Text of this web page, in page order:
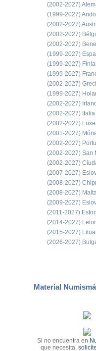
(2002-2027)
(1999-2027)
(2002-2027)
(2002-2027)
(2002-2027)
(1999-2027)
(1999-2027)
(1999-2027)
(2002-2027)
(1999-2027)
(2002-2027)
(2002-2027) Italia
(2002-2027)
(2001-2027)
(2002-2027)
(2002-2027) San
(2002-2027)
(2007-2027)
(2008-2027)
(2008-2027) Malta
(2009-2027)
(2011-2027)
(2014-2027)
(2015-2027)
(2026-2027)
Material
Si no encuentra en
que necesita,